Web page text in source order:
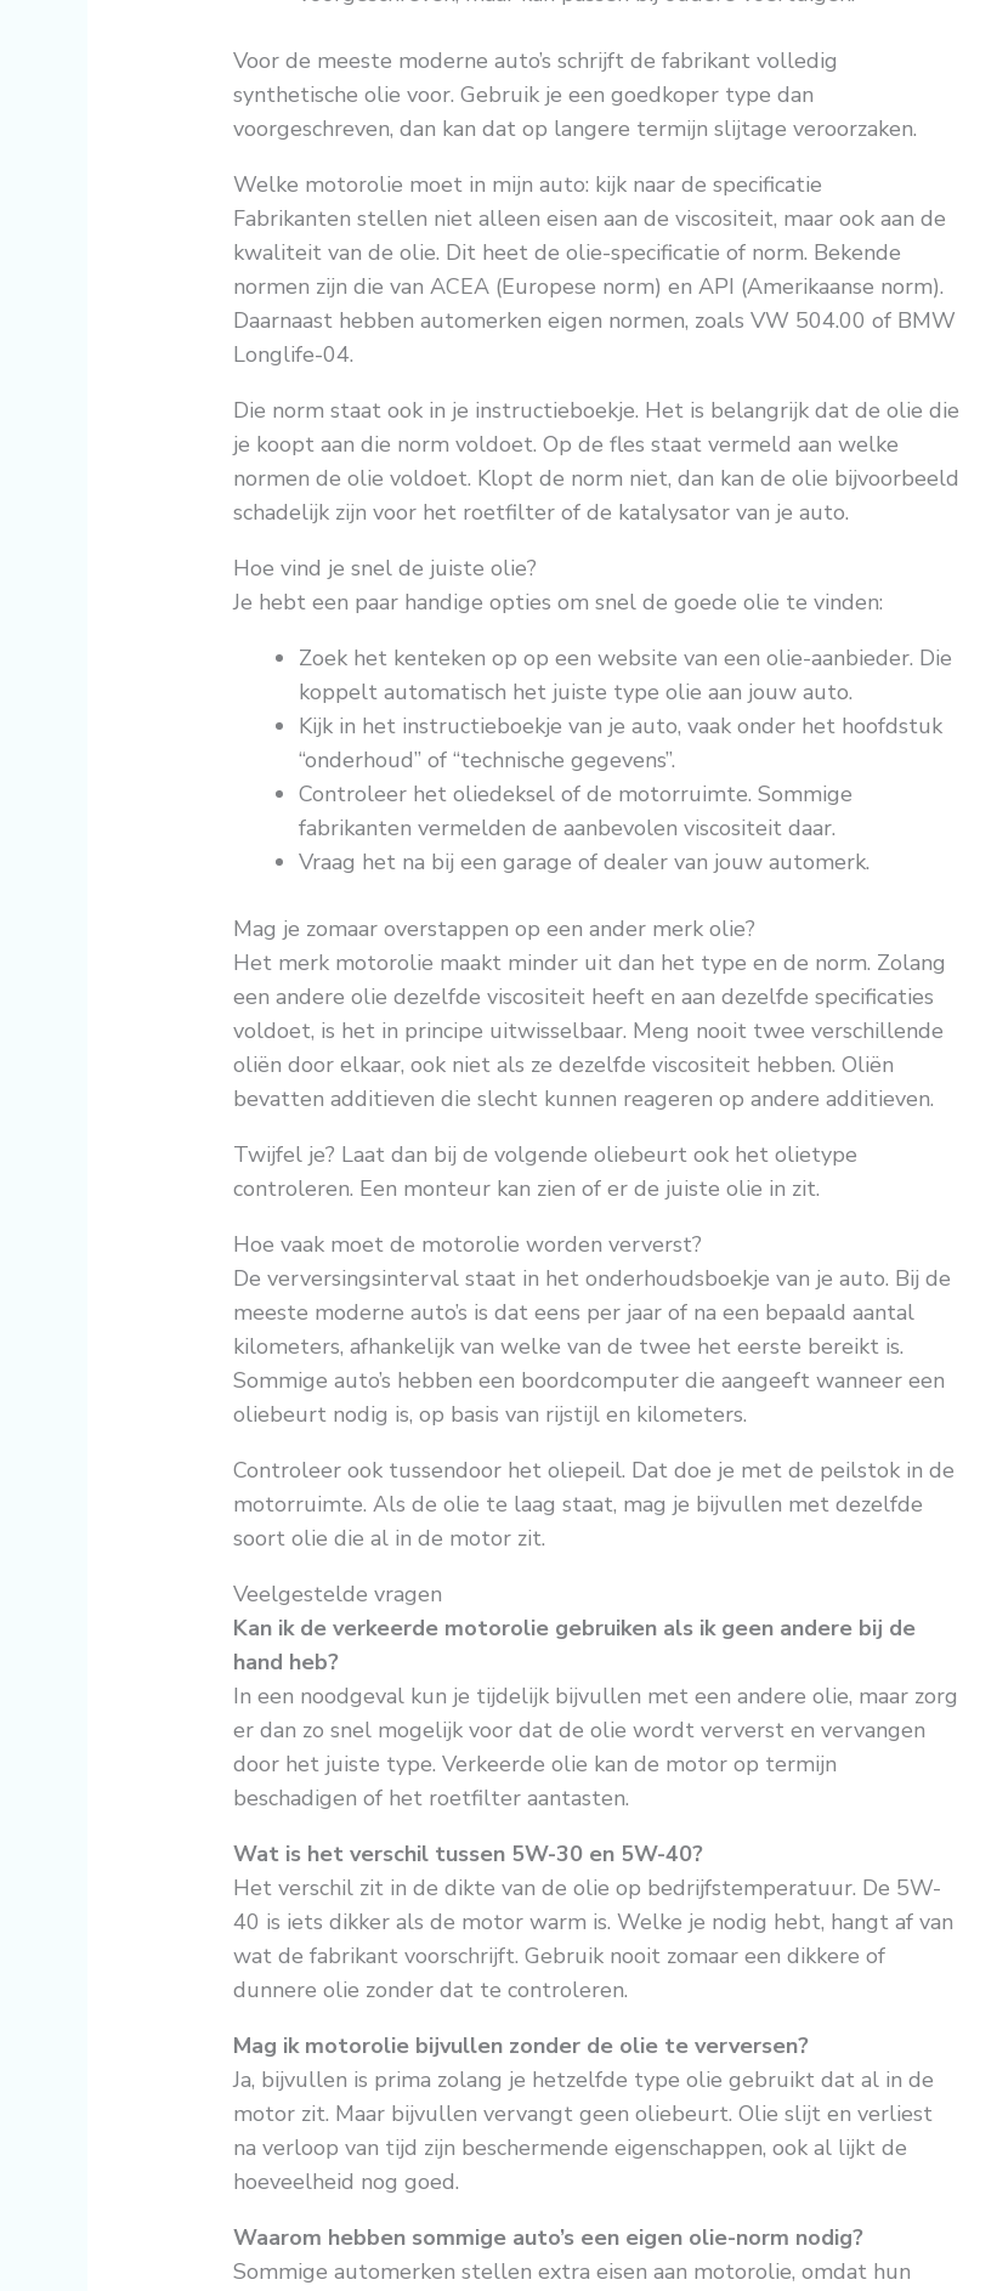
Voor de meeste moderne auto’s schrijft de fabrikant volledig
synthetische olie voor. Gebruik je een goedkoper type dan
voorgeschreven, dan kan dat op langere termijn slijtage veroorzaken.
Welke motorolie moet in mijn auto: kijk naar de specificatie
Fabrikanten stellen niet alleen eisen aan de viscositeit, maar ook aan de
kwaliteit van de olie. Dit heet de olie-specificatie of norm. Bekende
normen zijn die van ACEA (Europese norm) en API (Amerikaanse norm).
Daarnaast hebben automerken eigen normen, zoals VW 504.00 of BMW
Longlife-04.
Die norm staat ook in je instructieboekje. Het is belangrijk dat de olie die
je koopt aan die norm voldoet. Op de fles staat vermeld aan welke
normen de olie voldoet. Klopt de norm niet, dan kan de olie bijvoorbeeld
schadelijk zijn voor het roetfilter of de katalysator van je auto.
Hoe vind je snel de juiste olie?
Je hebt een paar handige opties om snel de goede olie te vinden:
Zoek het kenteken op op een website van een olie-aanbieder. Die
koppelt automatisch het juiste type olie aan jouw auto.
Kijk in het instructieboekje van je auto, vaak onder het hoofdstuk
“onderhoud” of “technische gegevens”.
Controleer het oliedeksel of de motorruimte. Sommige
fabrikanten vermelden de aanbevolen viscositeit daar.
Vraag het na bij een garage of dealer van jouw automerk.
Mag je zomaar overstappen op een ander merk olie?
Het merk motorolie maakt minder uit dan het type en de norm. Zolang
een andere olie dezelfde viscositeit heeft en aan dezelfde specificaties
voldoet, is het in principe uitwisselbaar. Meng nooit twee verschillende
oliën door elkaar, ook niet als ze dezelfde viscositeit hebben. Oliën
bevatten additieven die slecht kunnen reageren op andere additieven.
Twijfel je? Laat dan bij de volgende oliebeurt ook het olietype
controleren. Een monteur kan zien of er de juiste olie in zit.
Hoe vaak moet de motorolie worden ververst?
De verversingsinterval staat in het onderhoudsboekje van je auto. Bij de
meeste moderne auto’s is dat eens per jaar of na een bepaald aantal
kilometers, afhankelijk van welke van de twee het eerste bereikt is.
Sommige auto’s hebben een boordcomputer die aangeeft wanneer een
oliebeurt nodig is, op basis van rijstijl en kilometers.
Controleer ook tussendoor het oliepeil. Dat doe je met de peilstok in de
motorruimte. Als de olie te laag staat, mag je bijvullen met dezelfde
soort olie die al in de motor zit.
Veelgestelde vragen
Kan ik de verkeerde motorolie gebruiken als ik geen andere bij de
hand heb?
In een noodgeval kun je tijdelijk bijvullen met een andere olie, maar zorg
er dan zo snel mogelijk voor dat de olie wordt ververst en vervangen
door het juiste type. Verkeerde olie kan de motor op termijn
beschadigen of het roetfilter aantasten.
Wat is het verschil tussen 5W-30 en 5W-40?
Het verschil zit in de dikte van de olie op bedrijfstemperatuur. De 5W-
40 is iets dikker als de motor warm is. Welke je nodig hebt, hangt af van
wat de fabrikant voorschrijft. Gebruik nooit zomaar een dikkere of
dunnere olie zonder dat te controleren.
Mag ik motorolie bijvullen zonder de olie te verversen?
Ja, bijvullen is prima zolang je hetzelfde type olie gebruikt dat al in de
motor zit. Maar bijvullen vervangt geen oliebeurt. Olie slijt en verliest
na verloop van tijd zijn beschermende eigenschappen, ook al lijkt de
hoeveelheid nog goed.
Waarom hebben sommige auto’s een eigen olie-norm nodig?
Sommige automerken stellen extra eisen aan motorolie, omdat hun